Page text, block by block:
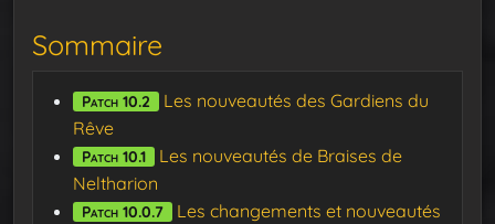
Sommaire
Patch 10.2
Les nouveautés des Gardiens du
Rêve
Patch 10.1
Les nouveautés de Braises de
Neltharion
Patch 10.0.7
Les changements et nouveautés